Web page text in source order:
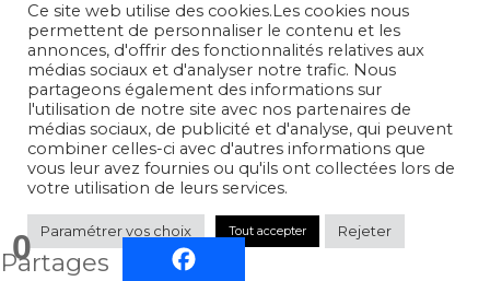
0
Partages
Ce site web utilise des cookies.Les cookies nous
permettent de personnaliser le contenu et les
annonces, d'offrir des fonctionnalités relatives aux
médias sociaux et d'analyser notre trafic. Nous
partageons également des informations sur
l'utilisation de notre site avec nos partenaires de
médias sociaux, de publicité et d'analyse, qui peuvent
combiner celles-ci avec d'autres informations que
vous leur avez fournies ou qu'ils ont collectées lors de
votre utilisation de leurs services.
Paramétrer vos choix Tout accepter Rejeter